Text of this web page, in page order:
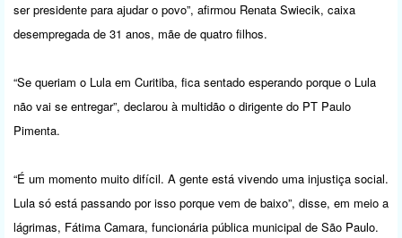
ser presidente para ajudar o povo”, afirmou Renata Swiecik, caixa
desempregada de 31 anos, mãe de quatro filhos.
“Se queriam o Lula em Curitiba, fica sentado esperando porque o Lula
não vai se entregar”, declarou à multidão o dirigente do PT Paulo
Pimenta.
“É um momento muito difícil. A gente está vivendo uma injustiça social.
Lula só está passando por isso porque vem de baixo”, disse, em meio a
lágrimas, Fátima Camara, funcionária pública municipal de São Paulo.